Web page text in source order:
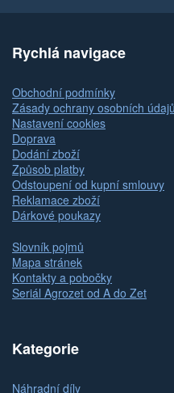
Rychlá navigace
Obchodní podmínky
Zásady ochrany osobních
Nastavení cookies
Doprava
Dodání zboží
Způsob platby
Odstoupení od kupní smlouvy
Reklamace zboží
Dárkové poukazy
Slovník pojmů
Mapa stránek
Kontakty a pobočky
Seriál Agrozet od A do Zet
Kategorie
Náhradní díly